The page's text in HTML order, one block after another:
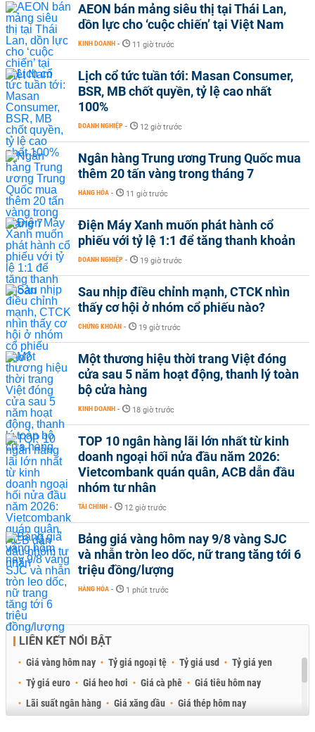
AEON bán mảng siêu thị tại Thái Lan,
dồn lực cho ‘cuộc chiến’ tại Việt Nam
KINH DOANH - 11 giờ trước
Lịch cổ tức tuần tới: Masan Consumer,
BSR, MB chốt quyền, tỷ lệ cao nhất
100%
DOANH NGHIỆP - 12 giờ trước
Ngân hàng Trung ương Trung Quốc mua
thêm 20 tấn vàng trong tháng 7
HÀNG HÓA - 11 giờ trước
Điện Máy Xanh muốn phát hành cổ
phiếu với tỷ lệ 1:1 để tăng thanh khoản
DOANH NGHIỆP - 19 giờ trước
Sau nhịp điều chỉnh mạnh, CTCK nhìn
thấy cơ hội ở nhóm cổ phiếu nào?
CHỨNG KHOÁN - 19 giờ trước
Một thương hiệu thời trang Việt đóng
cửa sau 5 năm hoạt động, thanh lý toàn
bộ cửa hàng
KINH DOANH - 18 giờ trước
TOP 10 ngân hàng lãi lớn nhất từ kinh
doanh ngoại hối nửa đầu năm 2026:
Vietcombank quán quân, ACB dẫn đầu
nhóm tư nhân
TÀI CHÍNH - 12 giờ trước
Bảng giá vàng hôm nay 9/8 vàng SJC
và nhẫn tròn leo dốc, nữ trang tăng tới 6
triệu đồng/lượng
HÀNG HÓA - 1 phút trước
LIÊN KẾT NỔI BẬT
Giá vàng hôm nay Tỷ giá ngoại tệ Tỷ giá usd
Tỷ giá yen
Tỷ giá euro
Giá heo hơi Giá cà phê
Giá tiêu hôm nay
Lãi suất ngân hàng
Giá xăng dầu
Giá thép hôm nay